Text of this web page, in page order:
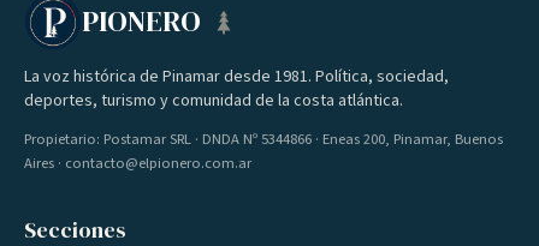
PIONERO
La voz histórica de Pinamar desde 1981. Política, sociedad,
deportes, turismo y comunidad de la costa atlántica.
Propietario: Postamar SRL · DNDA Nº 5344866 · Eneas 200, Pinamar, Buenos
Aires · contacto@elpionero.com.ar
Secciones